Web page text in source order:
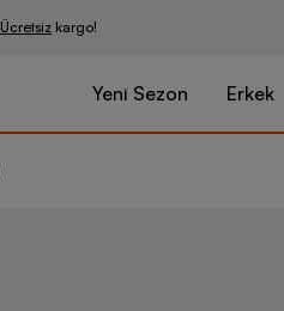
Ücretsiz kargo!
Yeni Sezon Erkek